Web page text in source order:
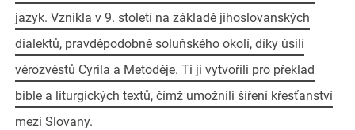
jazyk. Vznikla v 9. století na základě jihoslovanských
dialektů, pravděpodobně soluňského okolí, díky úsilí
věrozvěstů Cyrila a Metoděje. Ti ji vytvořili pro překlad
bible a liturgických textů, čímž umožnili šíření křesťanství
mezi Slovany.